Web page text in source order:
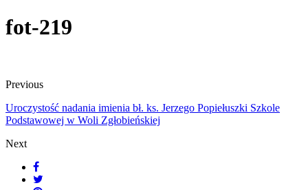
fot-219
Previous
Uroczystość nadania imienia bł. ks. Jerzego Popiełuszki Szkole
Podstawowej w Woli Zgłobieńskiej
Next